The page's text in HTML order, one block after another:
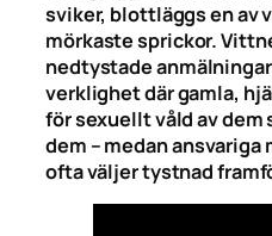
sviker, blottläggs en av
mörkaste sprickor.
nedtystade
verklighet där gamla,
för sexuellt våld av
dem – medan
ofta väljer tystnad